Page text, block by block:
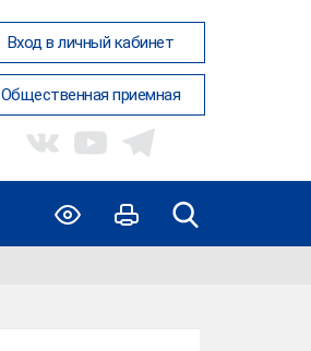
Вход в личный кабинет
Общественная приемная